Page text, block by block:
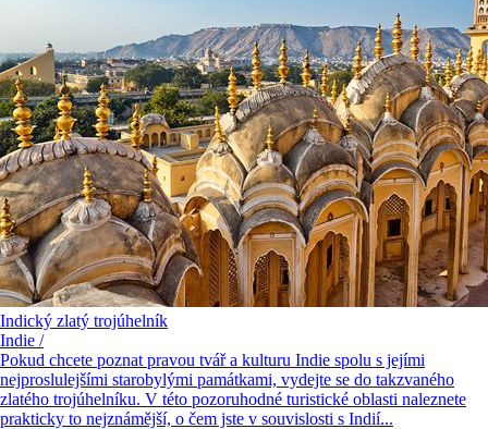
Indický zlatý trojúhelník
Indie /
Pokud chcete poznat pravou tvář a kulturu Indie spolu s jejími
nejproslulejšími starobylými památkami, vydejte se do takzvaného
zlatého trojúhelníku. V této pozoruhodné turistické oblasti naleznete
prakticky to nejznámější, o čem jste v souvislosti s Indií...